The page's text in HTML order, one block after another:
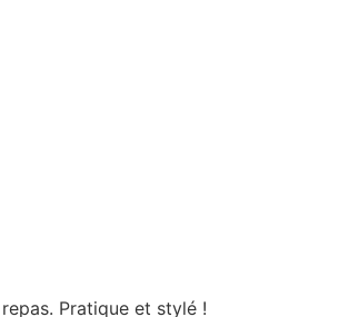
Pratique et stylé !